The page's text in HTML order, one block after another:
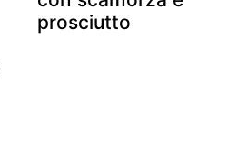
prosciutto